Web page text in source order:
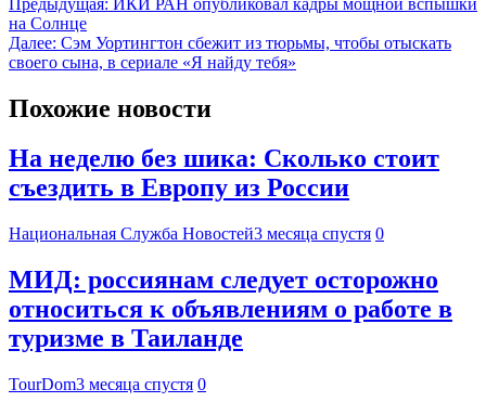
на Солнце
Далее: Сэм Уортингтон сбежит из тюрьмы, чтобы отыскать
своего сына, в сериале «Я найду тебя»
Похожие новости
На неделю без шика: Сколько стоит
съездить в Европу из России
Национальная Служба Новостей3 месяца спустя 0
МИД: россиянам следует осторожно
относиться к объявлениям о работе в
туризме в Таиланде
TourDom3 месяца спустя 0